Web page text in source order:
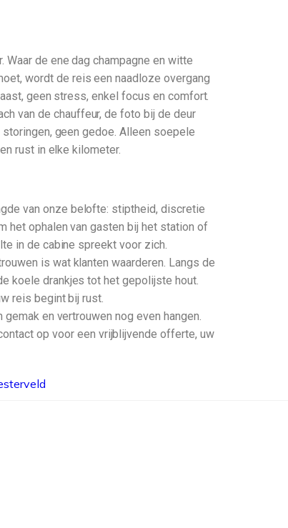
de ene dag champagne en witte
wordt de reis een naadloze overgang
geen stress, enkel focus en comfort.
van de chauffeur, de foto bij de deur
geen gedoe. Alleen soepele
rust in elke kilometer.
van onze belofte: stiptheid, discretie
het ophalen van gasten bij het station of
in de cabine spreekt voor zich.
is wat klanten waarderen. Langs de
koele drankjes tot het gepolijste hout.
reis begint bij rust.
en vertrouwen nog even hangen.
op voor een vrijblijvende offerte, uw